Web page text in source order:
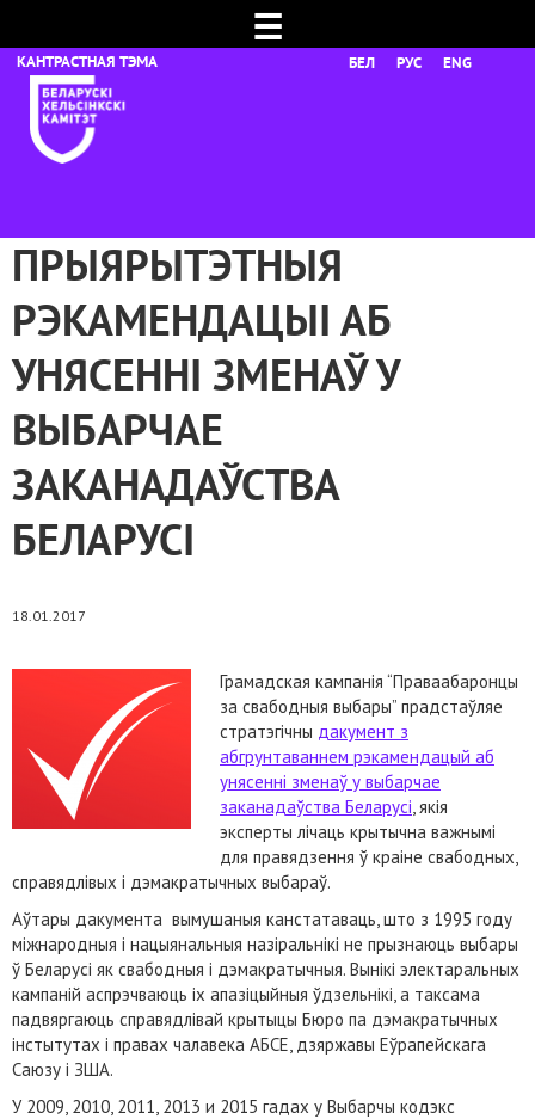
☰
БЕЛ РУС ENG
ПРЫЯРЫТЭТНЫЯ
РЭКАМЕНДАЦЫІ АБ
УНЯСЕННІ ЗМЕНАЎ У
ВЫБАРЧАЕ
ЗАКАНАДАЎСТВА
БЕЛАРУСІ
18.01.2017
Грамадская кампанія “Праваабаронцы
за свабодныя выбары” прадстаўляе
стратэгічны дакумент з
абгрунтаваннем рэкамендацый аб
унясенні зменаў у выбарчае
заканадаўства Беларусі, якія
эксперты лічаць крытычна важнымі
для правядзення ў краіне свабодных,
справядлівых і дэмакратычных выбараў.
Аўтары дакумента вымушаныя канстатаваць, што з 1995 году
міжнародныя і нацыянальныя назіральнікі не прызнаюць выбары
ў Беларусі як свабодныя і дэмакратычныя. Вынікі электаральных
кампаній аспрэчваюць іх апазіцыйныя ўдзельнікі, а таксама
падвяргаюць справядлівай крытыцы Бюро па дэмакратычных
інстытутах і правах чалавека АБСЕ, дзяржавы Еўрапейскага
Саюзу і ЗША.
У 2009, 2010, 2011, 2013 и 2015 гадах у Выбарчы кодэкс